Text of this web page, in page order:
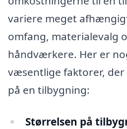
variere meget
omfang, materialevalg
håndværkere. Her er
væsentlige faktorer,
på en tilbygning:
Størrelsen på